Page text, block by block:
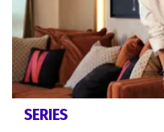
SERIES